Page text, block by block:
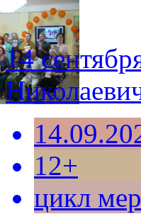
14
12+
цикл